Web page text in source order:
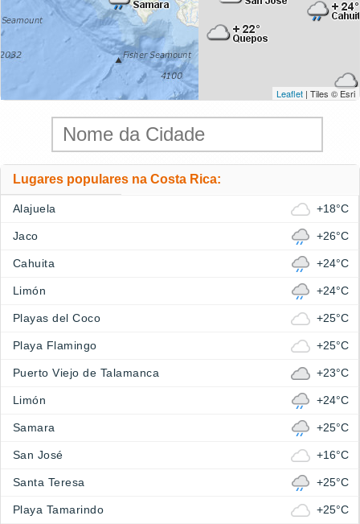
Leaflet | Tiles © Esri
Lugares populares na Costa Rica:
Alajuela +18°C
Jaco +26°C
Cahuita +24°C
Limón +24°C
Playas del Coco +25°C
Playa Flamingo +25°C
Puerto Viejo de Talamanca +23°C
Limón +24°C
Samara +25°C
San José +16°C
Santa Teresa +25°C
Playa Tamarindo +25°C